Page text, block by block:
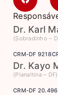
Dr. Karl
(Sobradinho –
CRM-DF 9218
Dr. Kayo
(Planaltina – DF)
CRM-DF 20.496